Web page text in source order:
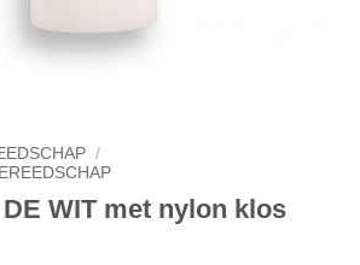
/
WIT met nylon klos